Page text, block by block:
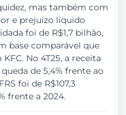
mas também com
e prejuízo líquido
foi de R$1,7 bilhão,
base comparável que
No 4T25, a receita
de 5,4% frente ao
foi de R$107,3
frente a 2024.